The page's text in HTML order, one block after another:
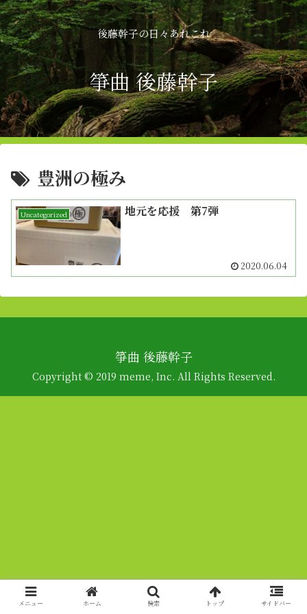
後藤幹子の日々あれこれ
箏曲 後藤幹子
豊洲の極み
Uncategorized 地元を応援 第7弾
2020.06.04
箏曲 後藤幹子
Copyright © 2019 meme, Inc. All Rights Reserved.
メニュー ホーム 検索 トップ サイドバー